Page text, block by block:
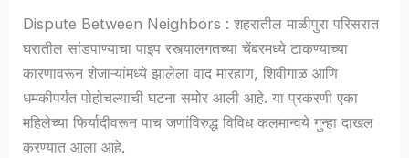
Dispute Between Neighbors : शहरातील माळीपुरा परिसरात
घरातील सांडपाण्याचा पाइप रस्त्यालगतच्या चेंबरमध्ये टाकण्याच्या
कारणावरून शेजाऱ्यांमध्ये झालेला वाद मारहाण, शिवीगाळ आणि
धमकीपर्यंत पोहोचल्याची घटना समोर आली आहे. या प्रकरणी एका
महिलेच्या फिर्यादीवरून पाच जणांविरुद्ध विविध कलमान्वये गुन्हा दाखल
करण्यात आला आहे.